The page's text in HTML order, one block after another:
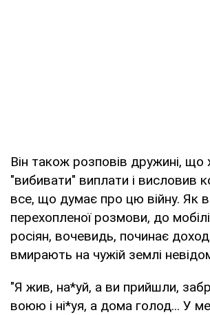
Він також розповів дружині, що
"вибивати" виплати і висловив
все, що думає про цю війну. Як
перехопленої розмови, до
росіян, вочевидь, починає
вмирають на чужій землі
"Я жив, на*уй, а ви прийшли,
воюю і ні*уя, а дома голод... У